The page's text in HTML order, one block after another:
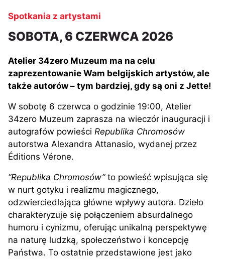
Spotkania z artystami
SOBOTA, 6 CZERWCA 2026
Atelier 34zero Muzeum ma na celu
zaprezentowanie Wam belgijskich artystów, ale
także autorów – tym bardziej, gdy są oni z Jette!
W sobotę 6 czerwca o godzinie 19:00, Atelier
34zero Muzeum zaprasza na wieczór inauguracji i
autografów powieści Republika Chromosów
autorstwa Alexandra Attanasio, wydanej przez
Éditions Vérone.
“Republika Chromosów”to powieść wpisująca się
w nurt gotyku i realizmu magicznego,
odzwierciedlająca główne wpływy autora. Dzieło
charakteryzuje się połączeniem absurdalnego
humoru i cynizmu, oferując unikalną perspektywę
na naturę ludzką, społeczeństwo i koncepcję
Państwa. To ostatnie przedstawione jest jako